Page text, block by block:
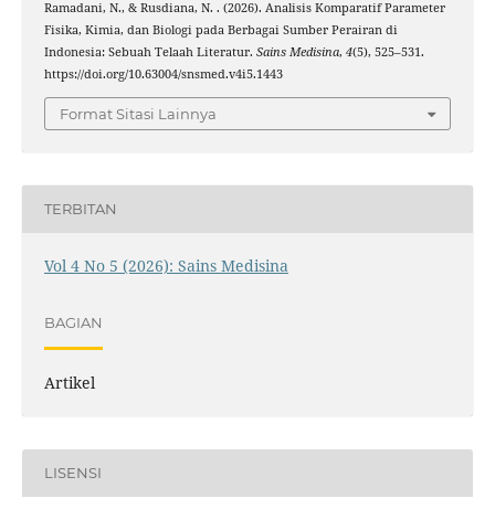
Ramadani, N., & Rusdiana, N. . (2026). Analisis Komparatif Parameter
Fisika, Kimia, dan Biologi pada Berbagai Sumber Perairan di
Indonesia: Sebuah Telaah Literatur. Sains Medisina, 4(5), 525–531.
https://doi.org/10.63004/snsmed.v4i5.1443
Format Sitasi Lainnya
TERBITAN
Vol 4 No 5 (2026): Sains Medisina
BAGIAN
Artikel
LISENSI